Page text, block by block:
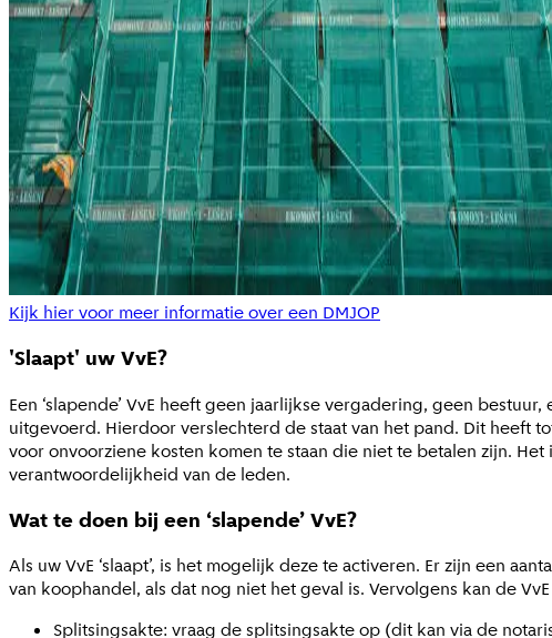
Kijk hier voor meer informatie over een DMJOP
'Slaapt' uw VvE?
Een ‘slapende’ VvE heeft geen jaarlijkse vergadering, geen
uitgevoerd. Hierdoor verslechterd de staat van het pand. Dit heeft
voor onvoorziene kosten komen te staan die niet te betalen zijn.
verantwoordelijkheid van de leden.
Wat te doen bij een ‘slapende’ VvE?
Als uw VvE ‘slaapt’, is het mogelijk deze te activeren. Er zijn een
van koophandel, als dat nog niet het geval is. Vervolgens kan de
Splitsingsakte: vraag de splitsingsakte op (dit kan via de